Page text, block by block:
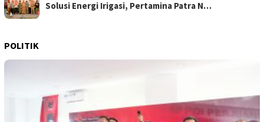
Solusi Energi Irigasi, Pertamina Patra N…
POLITIK